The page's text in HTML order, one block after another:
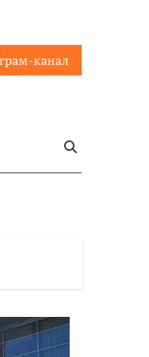
канал